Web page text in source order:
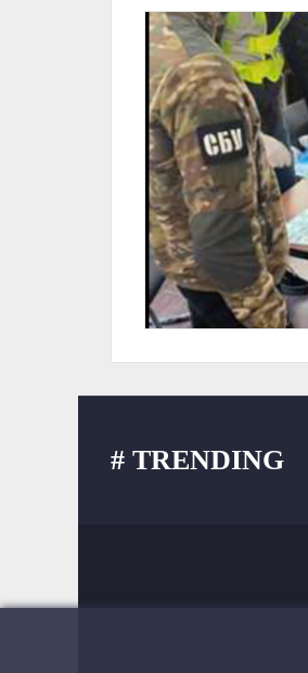
# TRENDING
Закарпаття